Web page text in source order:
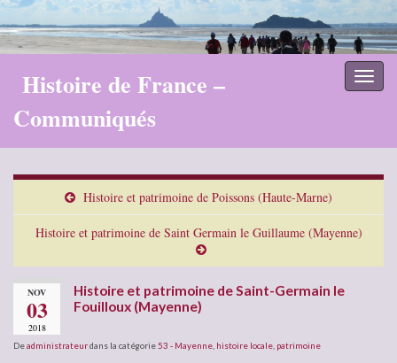
Histoire de France –
Communiqués
Histoire et patrimoine de Poissons (Haute-Marne)
Histoire et patrimoine de Saint Germain le Guillaume (Mayenne)
NOV
03
2018
Histoire et patrimoine de Saint-Germain le
Fouilloux (Mayenne)
Deadministrateurdans la catégorie 53 - Mayenne histoire locale patrimoine